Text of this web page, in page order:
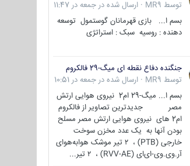
توسط MR9
· ارسال شده در جمعه در 11:47
بسم ا... بازی قهرمانان گوستمول توسعه
دهنده : روسیه سبک : استراتژی
جنگنده دفاع نقطه ای میگ-29 فالکروم
توسط MR9
· ارسال شده در جمعه در 10:51
بسم ا... میگ-29 ام2 نیروی هوایی ارتش
مصر جدیدترین تصاویر از فالکروم
ام2 های نیروی هوایی ارتش مصر مسلح
بودن آنها به یک عدد مخزن سوخت
خارجی (PTB) ، ۲ تیر موشک هوابه‌هوای
آر.وی.وی-ای‌ای (RVV-AE) ، ۲ تیر...